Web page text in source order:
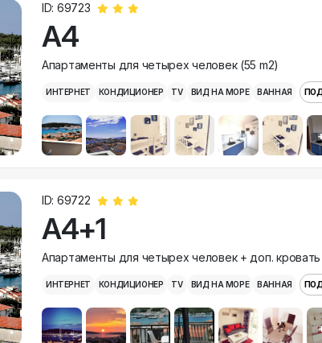
ID: 69723
A4
Aпартаменты для четырех человек (55 m2)
ИНТЕРНЕТ КОНДИЦИОНЕР TV ВИД НА МОРЕ ВАННАЯ
ID: 69722
A4+1
Aпартаменты для четырех человек + доп. кровать
ИНТЕРНЕТ КОНДИЦИОНЕР TV ВИД НА МОРЕ ВАННАЯ